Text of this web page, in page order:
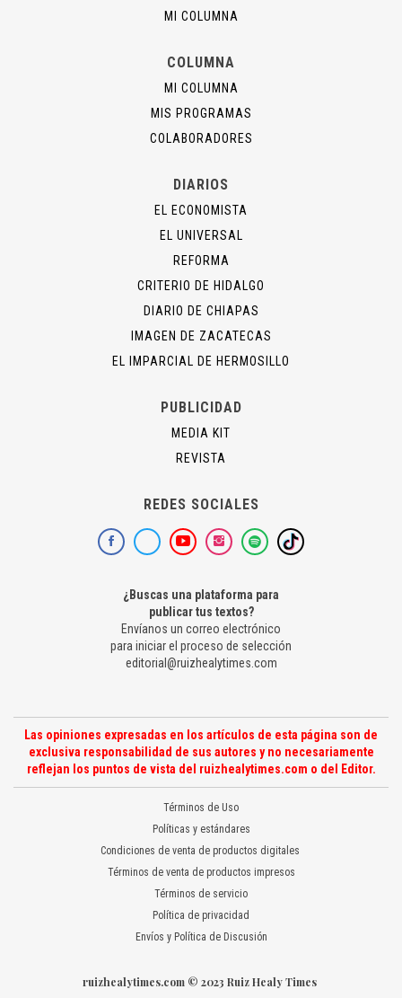
MI COLUMNA
COLUMNA
MI COLUMNA
MIS PROGRAMAS
COLABORADORES
DIARIOS
EL ECONOMISTA
EL UNIVERSAL
REFORMA
CRITERIO DE HIDALGO
DIARIO DE CHIAPAS
IMAGEN DE ZACATECAS
EL IMPARCIAL DE HERMOSILLO
PUBLICIDAD
MEDIA KIT
REVISTA
REDES SOCIALES
¿Buscas una plataforma para
publicar tus textos?
Envíanos un correo electrónico
para iniciar el proceso de selección
editorial@ruizhealytimes.com
Las opiniones expresadas en los artículos de esta página son de
exclusiva responsabilidad de sus autores y no necesariamente
reflejan los puntos de vista del ruizhealytimes.com o del Editor.
Términos de Uso
Políticas y estándares
Condiciones de venta de productos digitales
Términos de venta de productos impresos
Términos de servicio
Política de privacidad
Envíos y Política de Discusión
ruizhealytimes.com © 2023 Ruiz Healy Times